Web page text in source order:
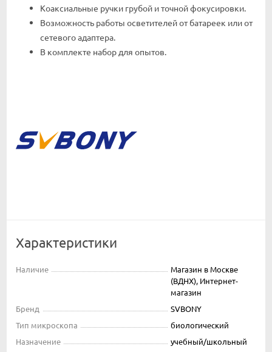
Коаксиальные ручки грубой и точной фокусировки.
Возможность работы осветителей от батареек или от
сетевого адаптера.
В комплекте набор для опытов.
Характеристики
Наличие
Магазин в Москве
(ВДНХ), Интернет-
магазин
Бренд
SVBONY
Тип микроскопа
биологический
Назначение
учебный/школьный